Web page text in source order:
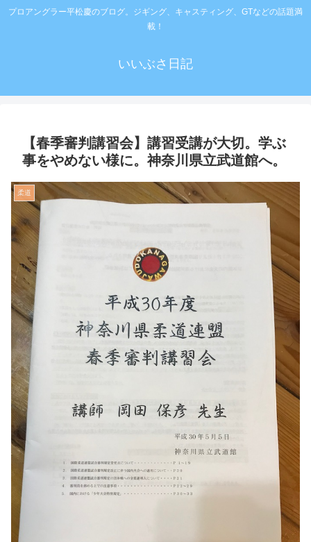
プロアングラー平松慶のブログ。ジギング、キャスティング、GTなどの話題満
載！
いいぶさ日記
【春季審判講習会】講習受講が大切。学ぶ
事をやめない様に。神奈川県立武道館へ。
柔道